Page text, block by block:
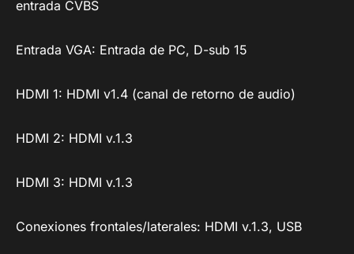
entrada CVBS
Entrada VGA: Entrada de PC, D-sub 15
HDMI 1: HDMI v1.4 (canal de retorno de audio)
HDMI 2: HDMI v.1.3
HDMI 3: HDMI v.1.3
Conexiones frontales/laterales: HDMI v.1.3, USB